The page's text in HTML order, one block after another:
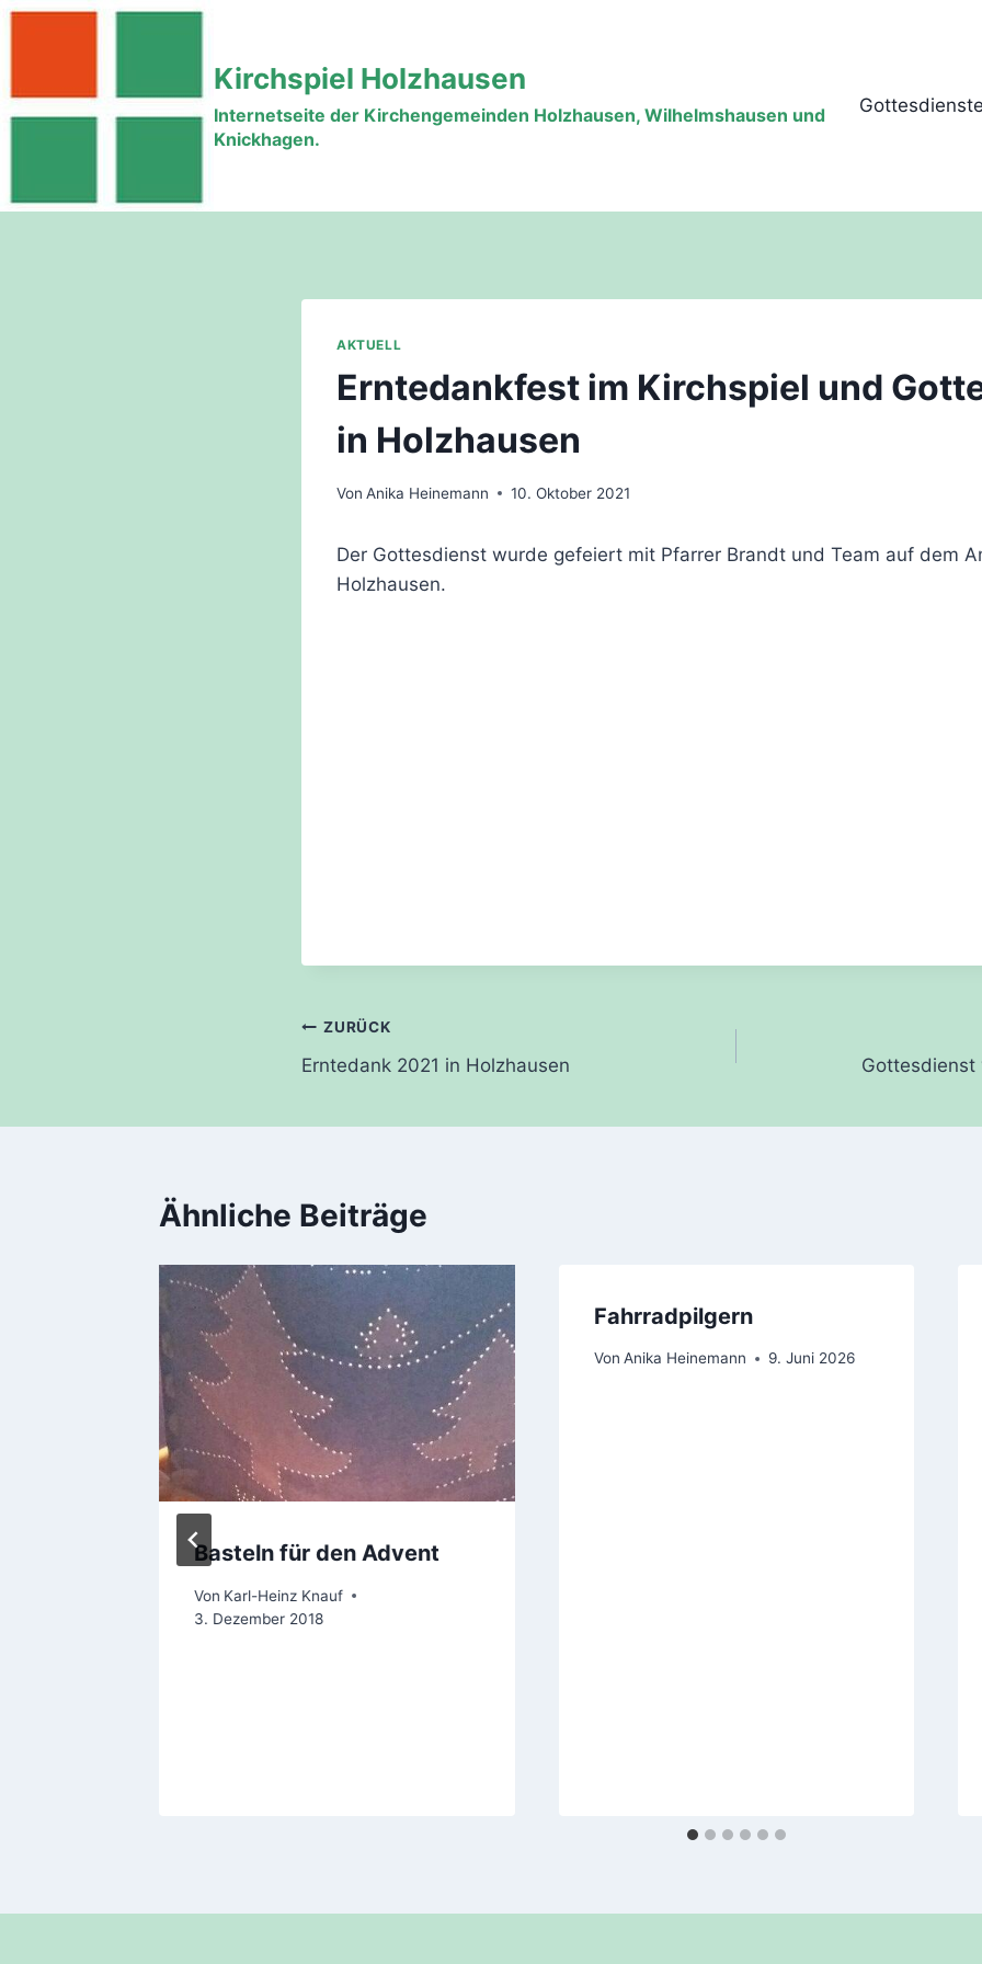
Zum
Kirchspiel Holzhausen
Internetseite der Kirchengemeinden Holzhausen, Wilhelmshausen und
Knickhagen.
AKTUELL
Erntedankfest im Kirchspiel und
in Holzhausen
Von Anika Heinemann 10. Oktober 2021
Der Gottesdienst wurde gefeiert mit Pfarrer Brandt und Team auf dem
Holzhausen.
Beitragsnavigation
ZURÜCK
Erntedank 2021 in Holzhausen Gottesdienst
Ähnliche Beiträge
Basteln für den Advent
Von Karl-Heinz Knauf
3. Dezember 2018
Fahrradpilgern
Von Anika Heinemann 9. Juni 2026